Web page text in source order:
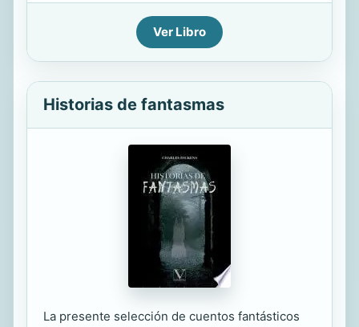
Ver Libro
Historias de fantasmas
La presente selección de cuentos fantásticos